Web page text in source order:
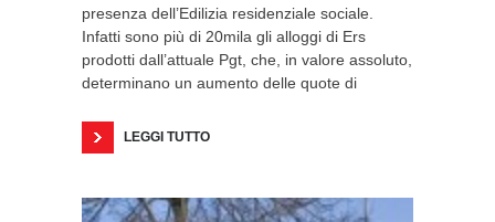
presenza dell’Edilizia residenziale sociale.
Infatti sono più di 20mila gli alloggi di Ers
prodotti dall’attuale Pgt, che, in valore assoluto,
determinano un aumento delle quote di
LEGGI TUTTO